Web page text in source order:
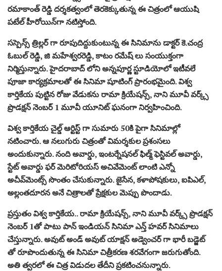
రమాకాంత్ రెడ్డి ద‌ర్శ‌క‌త్వంలో తెర‌కెక్కుతున్న ఈ చిత్రంలో ఆయుషి
పటేల్ హీరోయిన్‌గా న‌టిస్తోంది.
సస్పెన్స్ త్రిల్లర్ గా రూపుదిద్దుకుంటున్న ఈ సినిమాను డాక్టర్ కె.చంద్ర
ఓబుల్ రెడ్డి, జి మహేశ్వరరెడ్డి, కాటం రమేష్ లు సంయుక్తంగా
నిర్మిస్తున్నారు. హైదరాబాద్ లోని అన్నపూర్ణ స్టూడియోలో ఇటీవ‌లే
పూజా కార్యక్రమాలతో ఈ సినిమా షూటింగ్ ప్రారంభమైంది. విశ్వ
కార్తికేయ పుట్టిన రోజు వేడుక‌ను రామా క్రియేషన్స్, నాని మూవీ వర్క్స్
ప్రొడక్షన్ నెంబర్ 1 మూవీ యూనిట్ ఘ‌నంగా నిర్వ‌హించింది.
విశ్వ కార్తికేయ చైల్డ్ ఆర్టిస్ట్ గా సుమారు 50కి పైగా సినిమాల్లో
న‌టించారు. ఆ నలుగురు చిత్రంతో విమర్శకుల ప్రశంసలు
అందుకున్నారు. నంది అవార్డు, ఇంటర్నేషనల్ ఫిల్మ్ ఫెస్టివల్ అవార్డు,
స్టేట్ అవార్డు ఫర్ మెరిటోరియస్ అచివేమెంట్ లాంటి ఎన్నో
అచీవ్‌మెంట్స్ సొంతం చేసుకున్నారు. జైసేన, కళాపోషకులు, ఐపిఎల్,
అల్లంతదూరన అనే చిత్రాల‌తో ప్రేక్ష‌కుల‌ మెప్పు పొందాడు.
ప్ర‌స్తుతం విశ్వ కార్తికేయ.. రామా క్రియేషన్స్, నాని మూవీ వర్క్స్ ప్రొడక్షన్
నెంబర్ 1తో పాటు పాన్ ఇండియన్ సినిమా ఎన్త్ హవర్ సినిమాలు
చేస్తున్నారు. అవుట్ అండ్ అవుట్ యాక్షన్ అడ్వెంచర్ గా భారీ బడ్జెట్
తో రూపొందుతున్న ఈ సినిమా చిత్రీక‌ర‌ణ శ‌ర‌వేగంగా జ‌రుగుతోంది.
అతి త్వరలో ఈ చిత్ర విడుద‌ల తేదీని ప్ర‌క‌టించ‌నున్నారు.